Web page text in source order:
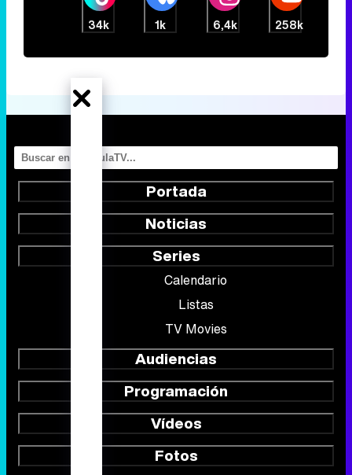
34k 1k 6,4k 258k
Portada
Noticias
Series
Calendario
Listas
TV Movies
Audiencias
Programación
Vídeos
Fotos